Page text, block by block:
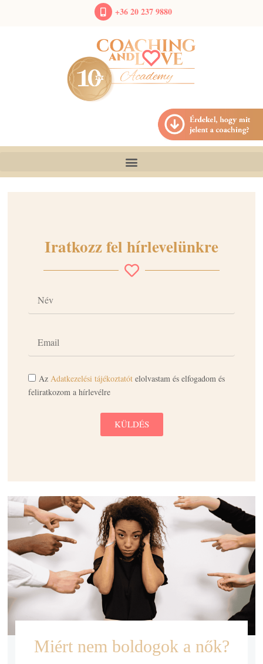
+36 20 237 9880
Iratkozz fel hírlevelünkre
Az Adatkezelési tájékoztatót elolvastam és elfogadom és
feliratkozom a hírlevélre
KÜLDÉS
Miért nem boldogok a nők?